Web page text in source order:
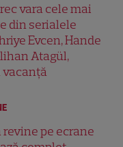
vara cele mai
din serialele
Evcen, Hande
Atagül,
revine pe ecrane